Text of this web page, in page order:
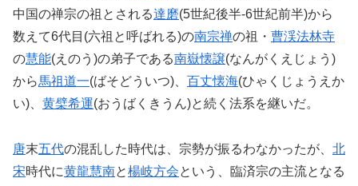
中国の禅宗の祖とされる達磨(5世紀後半-6世紀前半)から
数えて6代目(六祖と呼ばれる)の南宗禅の祖・ 曹渓法林寺
の慧能(えのう)の弟子である南嶽懐譲(なんがくえじょう)
から馬祖道一(ばそどういつ)、 百丈懐海(ひゃくじょうえか
い)、 黄檗希運(おうばくきうん)と続く法系を継いだ。
唐末五代の混乱した時代は、宗勢が振るわなかったが、 北
宋時代に黄龍慧南と楊岐方会という、臨済宗の主流となる